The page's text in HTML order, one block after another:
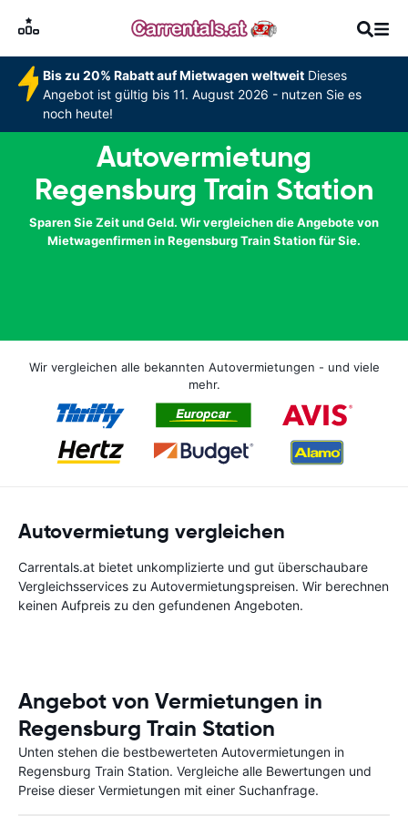
Bis zu 20% Rabatt auf Mietwagen weltweitDieses
Angebot ist gültig bis 11. August 2026 - nutzen Sie es
noch heute!
Autovermietung
Regensburg Train Station
Sparen Sie Zeit und Geld. Wir vergleichen die Angebote von
Mietwagenfirmen in Regensburg Train Station für Sie.
Wir vergleichen alle bekannten Autovermietungen - und viele
mehr.
Autovermietung vergleichen
Carrentals.at bietet unkomplizierte und gut überschaubare
Vergleichsservices zu Autovermietungspreisen. Wir berechnen
keinen Aufpreis zu den gefundenen Angeboten.
Angebot von Vermietungen in
Regensburg Train Station
Unten stehen die bestbewerteten Autovermietungen in
Regensburg Train Station. Vergleiche alle Bewertungen und
Preise dieser Vermietungen mit einer Suchanfrage.